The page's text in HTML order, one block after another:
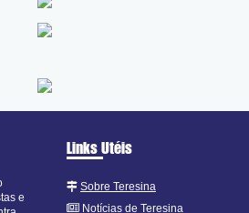
e
Links Utéis
Sobre Teresina
Notícias de Teresina